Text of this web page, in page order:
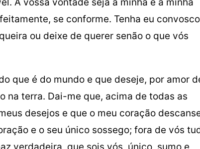
se conforme. Tenha eu convosco
ou deixe de querer senão o que vós
que é do mundo e que deseje, por amor
na terra. Dai-me que, acima de todas as
desejos e que o meu coração
e o seu único sossego; fora de vós